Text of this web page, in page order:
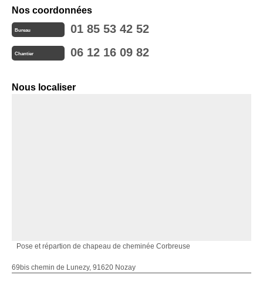
Nos coordonnées
Bureau 01 85 53 42 52
Chantier 06 12 16 09 82
Nous localiser
Pose et répartion de chapeau de cheminée Corbreuse
69bis chemin de Lunezy, 91620 Nozay